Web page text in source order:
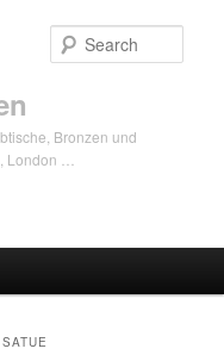
Bronzen und
London …